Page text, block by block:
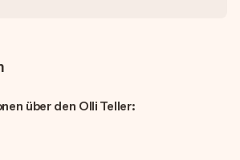
über den Olli Teller: